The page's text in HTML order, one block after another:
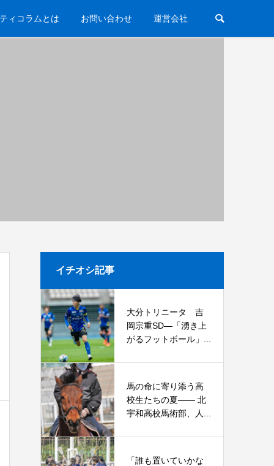
ィコラムとは お問い合わせ 運営会社
イチオシ記事
大分トリニータ 吉
岡宗重SD―「湧き上
がるフットボール」...
馬の命に寄り添う高
校生たちの夏—— 北
宇和高校馬術部、人...
「誰も置いていかな